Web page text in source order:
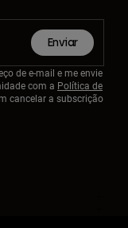
Enviar
de e-mail e me envie
com a Política de
cancelar a subscrição